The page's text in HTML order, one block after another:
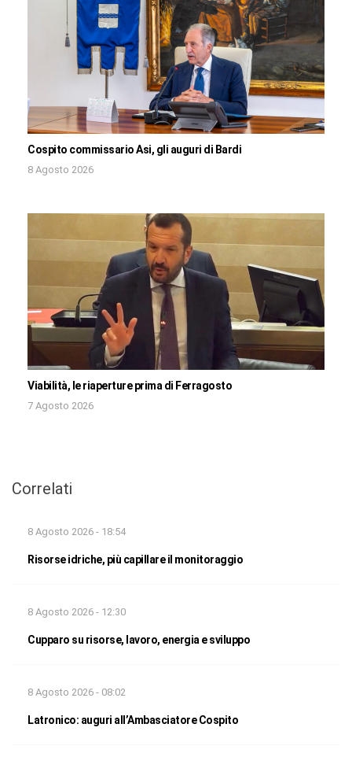
Cospito commissario Asi, gli auguri di Bardi
8 Agosto 2026
Viabilità, le riaperture prima di Ferragosto
7 Agosto 2026
Correlati
8 Agosto 2026 - 18:54
Risorse idriche, più capillare il monitoraggio
8 Agosto 2026 - 12:30
Cupparo su risorse, lavoro, energia e sviluppo
8 Agosto 2026 - 08:02
Latronico: auguri all’Ambasciatore Cospito